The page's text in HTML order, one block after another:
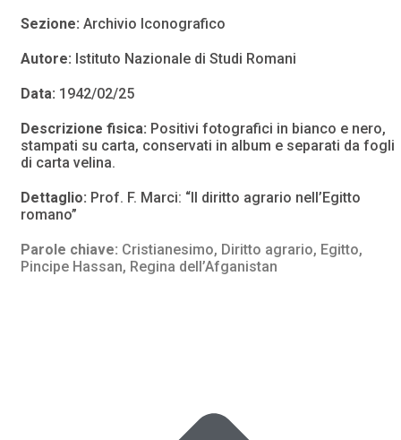
Sezione: Archivio Iconografico
Autore: Istituto Nazionale di Studi Romani
Data: 1942/02/25
Descrizione fisica: Positivi fotografici in bianco e nero,
stampati su carta, conservati in album e separati da fogli
di carta velina.
Dettaglio: Prof. F. Marci: “Il diritto agrario nell’Egitto
romano”
Parole chiave: Cristianesimo, Diritto agrario, Egitto,
Pincipe Hassan, Regina dell’Afganistan